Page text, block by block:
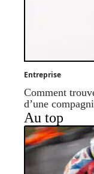
Entreprise
Comment
d’une
Au top